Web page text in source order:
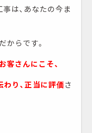
は、あなたの今ま
からです。
客さんにこそ、
り、正当に評価さ